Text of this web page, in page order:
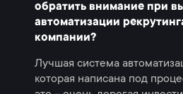
обратить внимание при
автоматизации
компании?
Лучшая система
которая написана под